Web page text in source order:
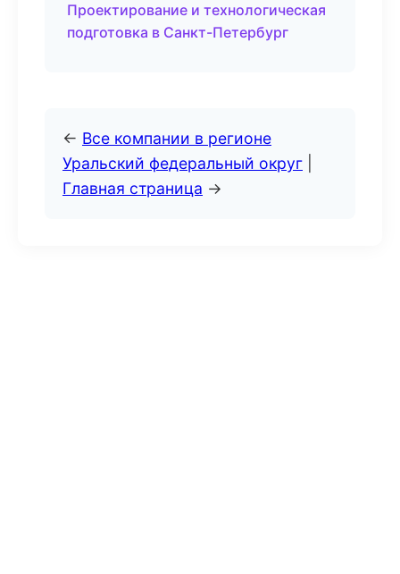
Проектирование и технологическая
подготовка в Санкт-Петербург
← Все компании в регионе
Уральский федеральный округ
Главная страница →